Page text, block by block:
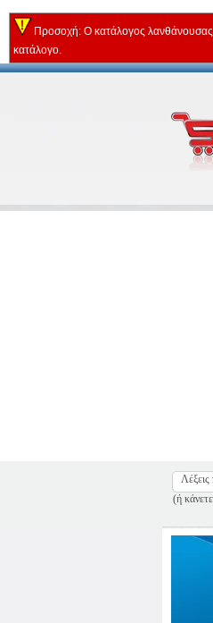
Προσοχή: Ο κατάλογος
κατάλογο.
(ή